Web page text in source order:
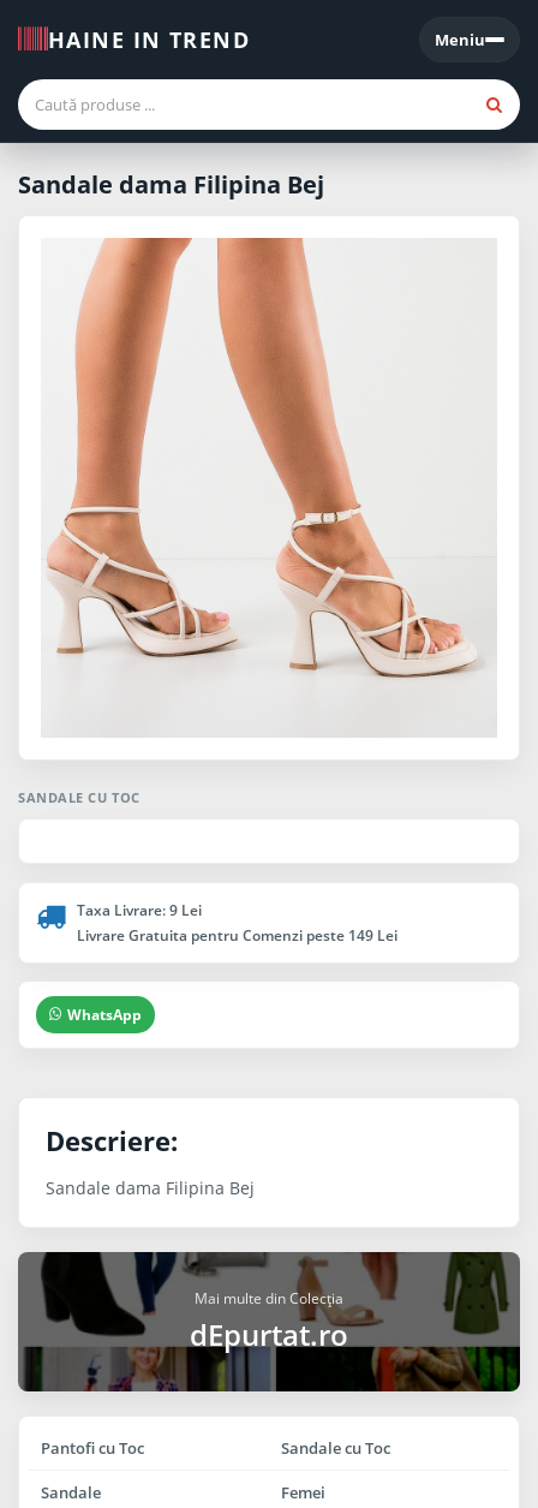
HAINE IN TREND Meniu
Meniu
Sandale dama Filipina Bej
SANDALE CU TOC
Taxa Livrare: 9 Lei
Livrare Gratuita pentru Comenzi peste 149 Lei
WhatsApp
Descriere:
Sandale dama Filipina Bej
Mai multe din Colecția
dEpurtat.ro
Pantofi cu Toc Sandale cu Toc
Sandale Femei